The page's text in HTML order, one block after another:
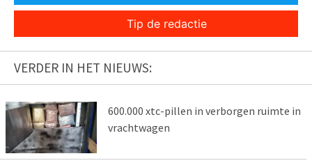
Tip de redactie
VERDER IN HET NIEUWS:
600.000 xtc-pillen in verborgen ruimte in
vrachtwagen